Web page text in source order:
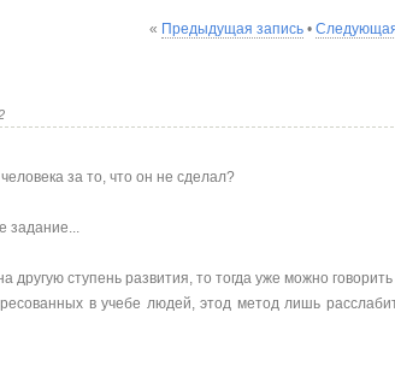
« Предыдущая запись•
за то, что он не сделал?
задание...
другую ступень развития, то тогда уже можно
в учебе людей, этод метод лишь